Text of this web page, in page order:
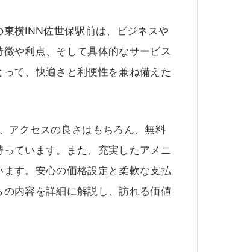
横INN佐世保駅前は、ビジネスや
や利点、そして具体的なサービス
て、快適さと利便性を兼ね備えた
アクセスの良さはもちろん、無料
ています。また、充実したアメニ
す。安心の価格設定と柔軟な支払
内容を詳細に解説し、訪れる価値